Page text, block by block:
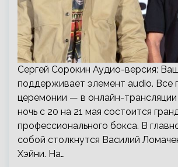
Сергей Сорокин Аудио-версия:
поддерживает элемент audio. Все
церемонии — в онлайн-
ночь с 20 на 21 мая состоится
профессионального бокса. В
собой столкнутся Василий
Хэйни. На…